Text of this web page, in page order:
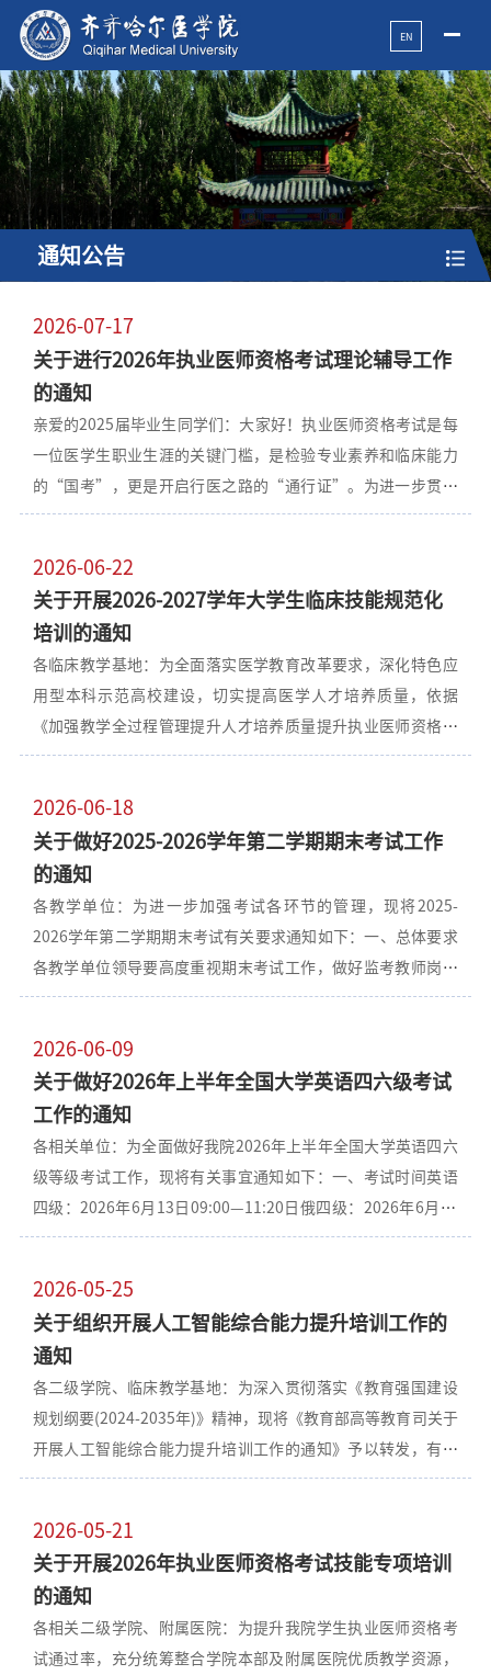
EN
通知公告
2026-07-17
关于进行2026年执业医师资格考试理论辅导工作
的通知
亲爱的2025届毕业生同学们：大家好！执业医师资格考试是每
一位医学生职业生涯的关键门槛，是检验专业素养和临床能力
的“国考”，更是开启行医之路的“通行证”。为进一步贯彻
落实学院“质量提升年”工作要求，帮助广大毕业生高效备
学资源，面向全体已毕业离校的2025届考生提供专项考前辅导
与支持服务。现将有关事项通知如下：一、高度重视，认清形
势2026年学院将执业医师资格考试通过率提升作为攻坚战，已
投入专项经费购买人卫辅导平台与考试服务，并构建了全过程
全方位备考体系。执业医师证不仅是合法执业的资格凭证，更
是职业晋升和长远发展的基石。请同学们务必从职业发展的高
式：1.线上直播讲座学院将组织骨干教师通过腾讯会议等平台
开展执业医师资格考试核心考点串讲及应试技巧讲座，内容涵
盖解剖学、生理学、病理生理学等基础医学课程及临床综合部
分。讲座安排及会议链接将由各“包保小组”负责人（导师/辅
导员）定向
2026-06-22
关于开展2026-2027学年大学生临床技能规范化
培训的通知
各临床教学基地：为全面落实医学教育改革要求，深化特色应
用型本科示范高校建设，切实提高医学人才培养质量，依据
《加强教学全过程管理提升人才培养质量提升执业医师资格考
试通过率实施方案（修订）》（院发〔2024〕41号）精神，结
能规范化培训工作安排如下：一、工作领导小组组 长：学院分
管教学副院长副组长：教务处处长成 员：教务处副处长、各临
床教学基地主管教学副院长领导小组下设办公室，办公室主任
由教务处主管临床教学副处长担任，成员由教务处、各临床教
学基地教务科相关工作人员组成。二、组织形式大学生临床技
能规范化培训由教务处组织实施，各临床教学基地负责制定详
地按计划认真组织实习学生培训，并在9月初组织全体实习生参
与所在教学基地技能竞赛（活动时间报送教务处，教务处将协
同相关部门到现场观摩），各教学基地择优选拔3名优秀选手组
建代表队，参加学院第十五届大学生临床技能大赛
2026-06-18
关于做好2025-2026学年第二学期期末考试工作
的通知
各教学单位：为进一步加强考试各环节的管理，现将2025-
2026学年第二学期期末考试有关要求通知如下：一、总体要求
各教学单位领导要高度重视期末考试工作，做好监考教师岗前
培训、学生诚信教育和各项考务相关准备工作。考务工作各环
照《齐齐哈尔医学院考务工作管理办法（修订）》院政发
[2024]43执行。二、领导小组组 长：迟沫涵 林 岩副组长：教
务处、学生工作部、高教研究与教学质量评估中心负责人 成
员：各教学单位负责人、临床教学基地教学副院长办公室设在
教务处办公室主任：李 强（兼）领导小组职责：部署、协调、
检查、指导全院考试工作，负责全院考试日程、考场及校级巡
一周命出难易度等值的两套试题，两套试题完全相同试题的分
数之和不得超过20分。四、巡考工作（一）巡考安排1.实行学
院和教学单位两级巡考制度，巡考人员遵循巡考职责，需佩戴
巡考牌进入考场。2.校级巡考为一级巡考，由主巡考、协同
2026-06-09
关于做好2026年上半年全国大学英语四六级考试
工作的通知
各相关单位：为全面做好我院2026年上半年全国大学英语四六
级等级考试工作，现将有关事宜通知如下：一、考试时间英语
四级：2026年6月13日09:00—11:20日俄四级：2026年6月13
日09:00—11:10英语六级：2026年6月13日15:00—17:25日俄
长：迟沫涵 林 岩成 员：教务处、党委办公室、学院办公室、宣
传统战部、医院管理处、后勤管理处、学生工作部、保卫处、
研究生院、团委、医学技术学院、现代教育技术中心负责人；
各二级学院院长、副书记、教学副院长，附属第二医院教学副
院长。领导小组下设办公室，办公室主任由李强兼任。三、安
全保卫工作 为确保大学英语等级考试安全、平稳运行，保卫处
间：2026年6月11日14:002.地点：图书行政楼1801会议室3.参
会单位：各二级学院（部）院长（部长）、主管学生工作书
记、教学副院长、教务科科长；附
2026-05-25
关于组织开展人工智能综合能力提升培训工作的
通知
各二级学院、临床教学基地：为深入贯彻落实《教育强国建设
规划纲要(2024-2035年)》精神，现将《教育部高等教育司关于
开展人工智能综合能力提升培训工作的通知》予以转发，有关
事项通知如下。一、培训对象重点面向2026届普通高校本科毕
2026年5月25日-6月10日。三、培训内容本次培训依托国家高
等教育智慧教育平台“人工智能教学公共服务开放应用专
区”开展，学生须从“人工智能综合能力提升培训(2026)”页
面登录(https://higher.smartedu.cn /ai2026), 进行线上学习。
具体学习内容详见附件1。四、工作要求请各单位学工办按要求
2026-05-21
关于开展2026年执业医师资格考试技能专项培训
的通知
各相关二级学院、附属医院：为提升我院学生执业医师资格考
试通过率，充分统筹整合学院本部及附属医院优质教学资源，